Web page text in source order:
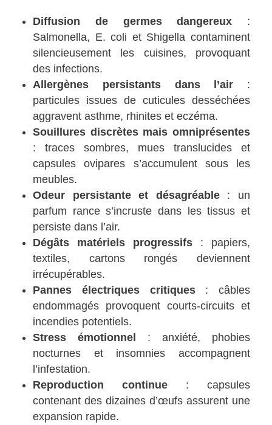
Diffusion de germes dangereux :
Salmonella, E. coli et Shigella contaminent
silencieusement les cuisines, provoquant
des infections.
Allergènes persistants dans l’air :
particules issues de cuticules desséchées
aggravent asthme, rhinites et eczéma.
Souillures discrètes mais omniprésentes
: traces sombres, mues translucides et
capsules ovipares s’accumulent sous les
meubles.
Odeur persistante et désagréable: un
parfum rance s’incruste dans les tissus et
persiste dans l’air.
Dégâts matériels progressifs : papiers,
textiles, cartons rongés deviennent
irrécupérables.
Pannes électriques critiques: câbles
endommagés provoquent courts-circuits et
incendies potentiels.
Stress émotionnel : anxiété, phobies
nocturnes et insomnies accompagnent
l’infestation.
Reproduction continue : capsules
contenant des dizaines d’œufs assurent une
expansion rapide.